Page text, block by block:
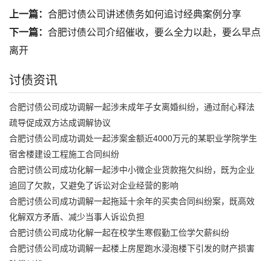
上一篇： 合肥讨债公司讲述债务如何追讨经典案例分享
下一篇： 合肥讨债公司介绍催收，要么全力以赴，要么早点
离开
讨债资讯
合肥讨债公司成功调解一起涉未成年子女离婚纠纷，通过耐心释法
疏导促成双方达成调解协议
合肥讨债公司成功调处一起涉案金额近4000万元的某职业学院学生
宿舍楼建设工程施工合同纠纷
合肥讨债公司成功化解一起涉中小微企业货款拖欠纠纷，既为企业
追回了欠款，又避免了诉讼对企业经营的影响
合肥讨债公司成功调解一起拖延十余年的买卖合同纠纷案，既高效
化解双方矛盾、减少当事人诉讼负担
合肥讨债公司成功化解一起在校学生寒假勤工俭学欠薪纠纷
合肥讨债公司成功调解一起楼上房屋跑水浸泡楼下引发的财产损害